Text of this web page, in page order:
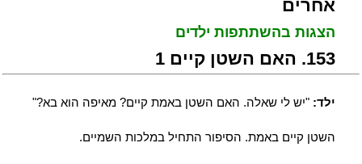
אחרים
הצגות בהשתתפות ילדים
351. האם השטן קיים 1
ילד: "יש לי שאלה. האם השטן באמת קיים? מאיפה הוא בא?"
השטן קיים באמת. הסיפור התחיל במלכות השמיים.